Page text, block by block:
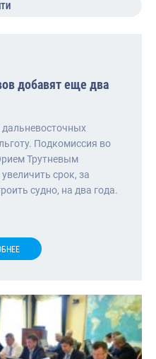
добавят еще два
Подкомиссия во
Трутневым
срок, за
судно, на два года.